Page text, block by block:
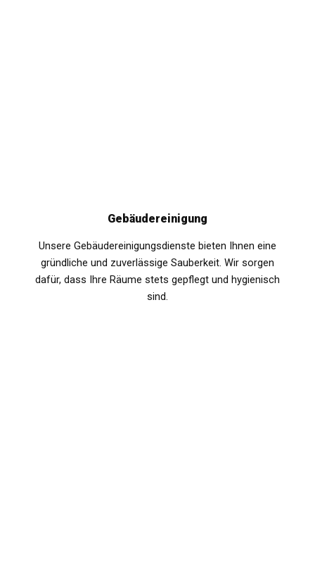
Gebäudereinigung
Unsere Gebäudereinigungsdienste bieten Ihnen eine
gründliche und zuverlässige Sauberkeit. Wir sorgen
dafür, dass Ihre Räume stets gepflegt und hygienisch
sind.